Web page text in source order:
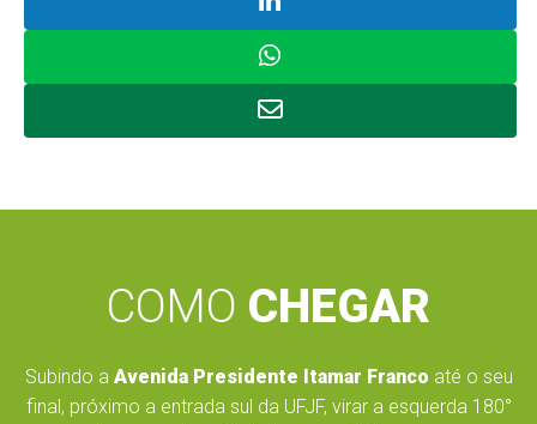
COMO CHEGAR
Subindo a Avenida Presidente Itamar Franco até o seu
final, próximo a entrada sul da UFJF, virar a esquerda 180°